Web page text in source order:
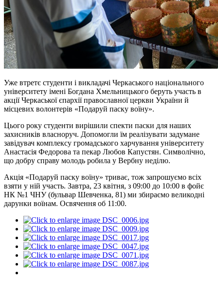
Уже втретє студенти і викладачі Черкаського національного
університету імені Богдана Хмельницького беруть участь в
акції Черкаської єпархії православної церкви України й
місцевих волонтерів «Подаруй паску воїну».
Цього року студенти вирішили спекти паски для наших
захисників власноруч. Допомогли їм реалізувати задумане
завідувач комплексу громадського харчування університету
Анастасія Федорова та пекар Любов Капустян. Символічно,
що добру справу молодь робила у Вербну неділю.
Акція «Подаруй паску воїну» триває, тож запрошуємо всіх
взяти у ній участь. Завтра, 23 квітня, з 09:00 до 10:00 в фойє
НК №1 ЧНУ (бульвар Шевченка, 81) ми збираємо великодні
дарунки воїнам. Освячення об 11:00.